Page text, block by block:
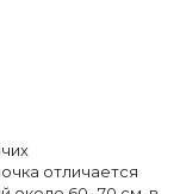
отличается